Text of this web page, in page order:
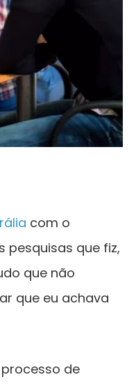
com o
pesquisas que fiz,
que não
que eu achava
de